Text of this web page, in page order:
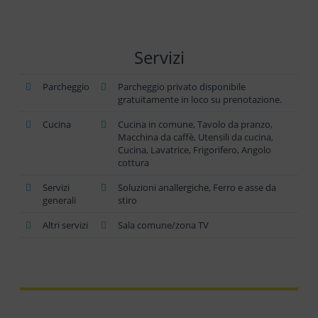
Servizi
Parcheggio
Parcheggio privato disponibile
gratuitamente in loco su prenotazione.
Cucina
Cucina in comune, Tavolo da pranzo,
Macchina da caffè, Utensili da cucina,
Cucina, Lavatrice, Frigorifero, Angolo
cottura
Servizi
generali
Soluzioni anallergiche, Ferro e asse da
stiro
Altri servizi
Sala comune/zona TV